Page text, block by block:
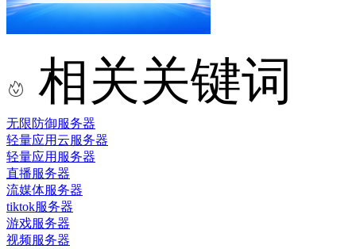
相关关键词
无限防御服务器
轻量应用云服务器
轻量应用服务器
直播服务器
流媒体服务器
tiktok服务器
游戏服务器
视频服务器